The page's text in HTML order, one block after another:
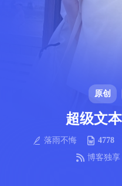
原创
超级文
落雨不悔 4778
博客独享